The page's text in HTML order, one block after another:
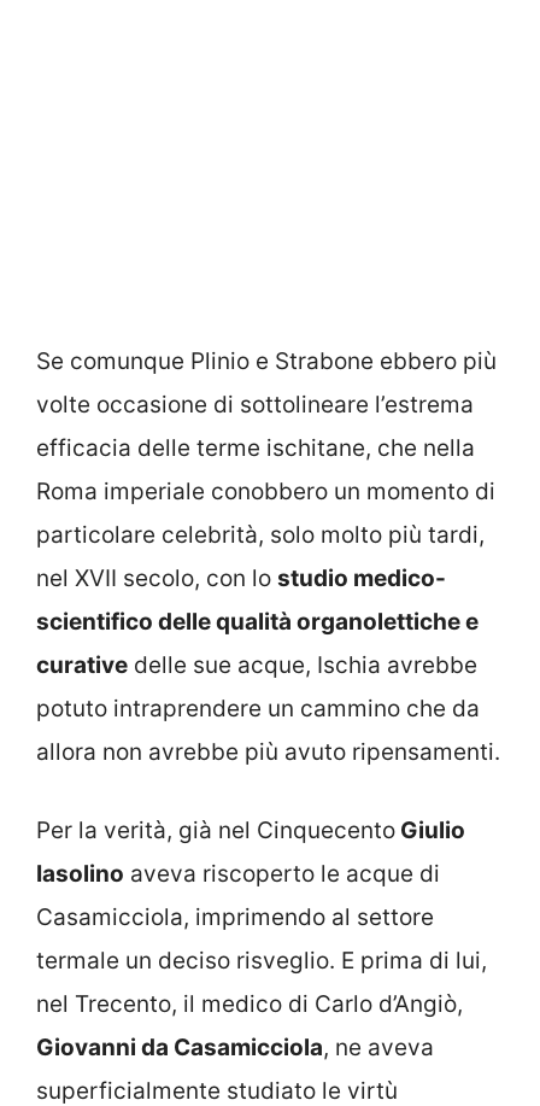
Se comunque Plinio e Strabone ebbero più
volte occasione di sottolineare l’estrema
efficacia delle terme ischitane, che nella
Roma imperiale conobbero un momento di
particolare celebrità, solo molto più tardi,
nel XVII secolo, con lo studio medico-
scientifico delle qualità organolettiche e
curative delle sue acque, Ischia avrebbe
potuto intraprendere un cammino che da
allora non avrebbe più avuto ripensamenti.
Per la verità, già nel Cinquecento Giulio
Iasolino aveva riscoperto le acque di
Casamicciola, imprimendo al settore
termale un deciso risveglio. E prima di lui,
nel Trecento, il medico di Carlo d’Angiò,
Giovanni da Casamicciola, ne aveva
superficialmente studiato le virtù